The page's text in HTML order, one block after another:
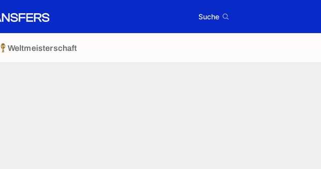
Suche
Weltmeisterschaft